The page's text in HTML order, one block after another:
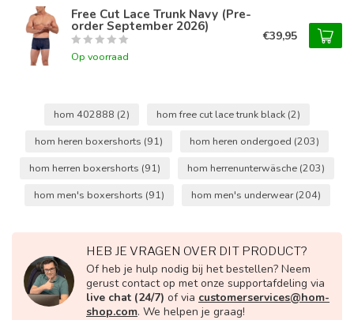
Free Cut Lace Trunk Navy (Pre-
order September 2026)
Op voorraad
€39,95
hom 402888 (2) hom free cut lace trunk black (2)
hom heren boxershorts (91) hom heren ondergoed (203)
hom herren boxershorts (91) hom herrenunterwäsche (203)
hom men's boxershorts (91) hom men's underwear(204)
HEB JE VRAGEN OVER DIT PRODUCT?
Of heb je hulp nodig bij het bestellen? Neem
gerust contact op met onze supportafdeling via
live chat (24/7) of via customerservices@hom-
shop.com. We helpen je graag!